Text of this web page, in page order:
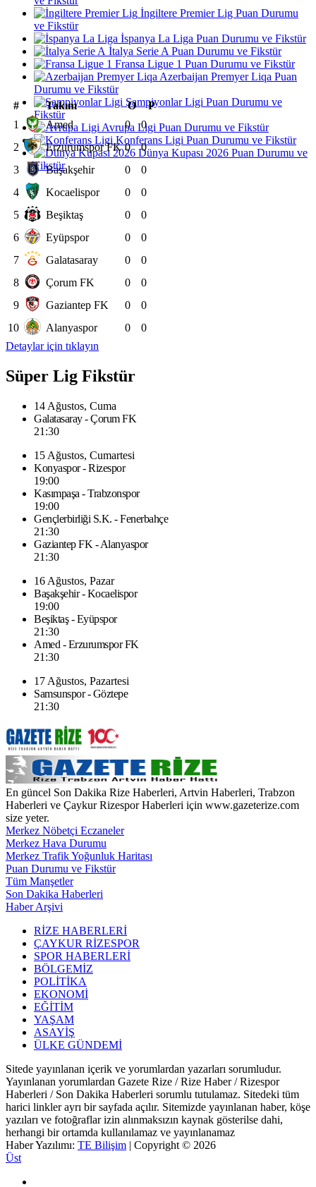
İngiltere Premier Lig Puan Durumu
ve Fikstür
İspanya La Liga Puan Durumu ve Fikstür
İtalya Serie A Puan Durumu ve Fikstür
Fransa Ligue 1 Puan Durumu ve Fikstür
Azerbaijan Premyer Liqa Puan
Durumu ve Fikstür
Şampiyonlar Ligi Puan Durumu ve
Fikstür
Avrupa Ligi Puan Durumu ve Fikstür
Konferans Ligi Puan Durumu ve Fikstür
Dünya Kupası 2026 Puan Durumu ve
Fikstür
# Takım O
P
1
Amed 0
0
2
Erzurumspor FK 0
0
3
Başakşehir 0
0
4
Kocaelispor 0
0
5
Beşiktaş 0
0
6
Eyüpspor 0
0
7
Galatasaray 0
0
8
Çorum FK 0
0
9
Gaziantep FK 0
0
10
Alanyaspor 0
0
Detaylar için tıklayın
Süper Lig Fikstür
14 Ağustos, Cuma
Galatasaray - Çorum FK
21:30
15 Ağustos, Cumartesi
Konyaspor - Rizespor
19:00
Kasımpaşa - Trabzonspor
19:00
Gençlerbirliği S.K. - Fenerbahçe
21:30
Gaziantep FK - Alanyaspor
21:30
16 Ağustos, Pazar
Başakşehir - Kocaelispor
19:00
Beşiktaş - Eyüpspor
21:30
Amed - Erzurumspor FK
21:30
17 Ağustos, Pazartesi
Samsunspor - Göztepe
21:30
En güncel Son Dakika Rize Haberleri, Artvin Haberleri, Trabzon
Haberleri ve Çaykur Rizespor Haberleri için www.gazeterize.com
size yeter.
Merkez Nöbetçi Eczaneler
Merkez Hava Durumu
Merkez Trafik Yoğunluk Haritası
Puan Durumu ve Fikstür
Tüm Manşetler
Son Dakika Haberleri
Haber Arşivi
RİZE HABERLERİ
ÇAYKUR RİZESPOR
SPOR HABERLERİ
BÖLGEMİZ
POLİTİKA
EKONOMİ
EĞİTİM
YAŞAM
ASAYİŞ
ÜLKE GÜNDEMİ
Sitede yayınlanan içerik ve yorumlardan yazarları sorumludur.
Yayınlanan yorumlardan Gazete Rize / Rize Haber / Rizespor
Haberleri / Son Dakika Haberleri sorumlu tutulamaz. Sitedeki tüm
harici linkler ayrı bir sayfada açılır. Sitemizde yayınlanan haber, köşe
yazıları ve fotoğraflar izin alınmaksızın kaynak gösterilse dahi,
herhangi bir ortamda kullanılamaz ve yayınlanamaz
Haber Yazılımı: TE Bilişim | Copyright © 2026
Üst